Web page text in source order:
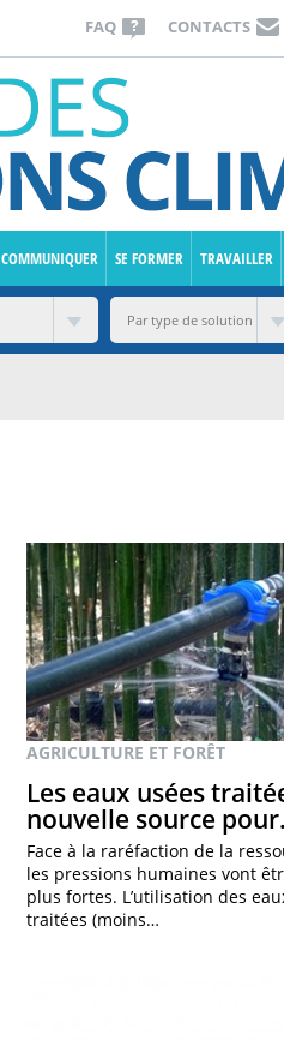
CONTACTS
FAQ
COMMUNIQUER SE FORMER TRAVAILLER
AGRICULTURE ET FORÊT
Les eaux usées
nouvelle source
Face à la raréfaction de la
les pressions humaines vont
plus fortes. L’utilisation des
traitées (moins…